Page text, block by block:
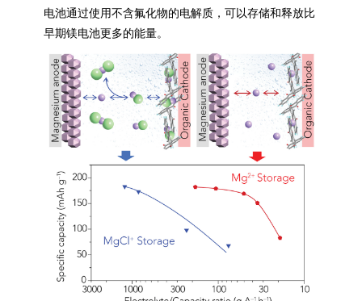
电池通过使用不含氟化物的电解质，可以存储和释放比
早期镁电池更多的能量。